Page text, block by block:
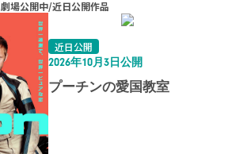
劇場公開中/近日公開作品
近日公開
2026年10月3日公開
プーチンの愛国教室